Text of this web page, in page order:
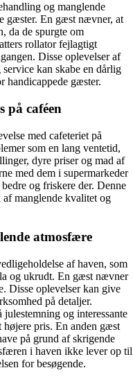
og manglende
gæster. En gæst nævner, at
da de spurgte om
rollator fejlagtigt
Disse oplevelser af
kan skabe en dårlig
handicappede gæster.
på caféen
med cafeteriet på
som en lang ventetid,
dyre priser og mad af
med dem i supermarkeder
og friskere der. Denne
manglende kvalitet og
atmosfære
af haven, som
og ukrudt. En gæst nævner
Disse oplevelser kan give
på detaljer.
og interessante
pris. En anden gæst
på grund af skrigende
i haven ikke lever op til
for besøgende.